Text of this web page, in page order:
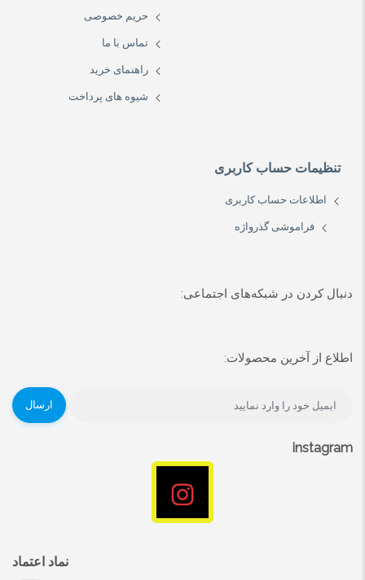
حریم خصوصی
تماس با ما
راهنمای خرید
شیوه های پرداخت
تنظیمات حساب کاربری
اطلاعات حساب کاربری
فراموشی گذرواژه
دنبال کردن در شبکه‌های اجتماعی:
اطلاع از آخرین محصولات:
ارسال
instagram
نماد اعتماد